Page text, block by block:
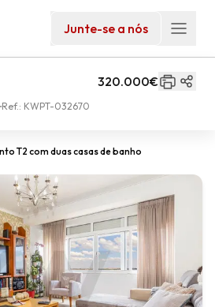
Junte-se a nós
T2 com duas casas de banho
320.000€
Ref.: KWPT-032670